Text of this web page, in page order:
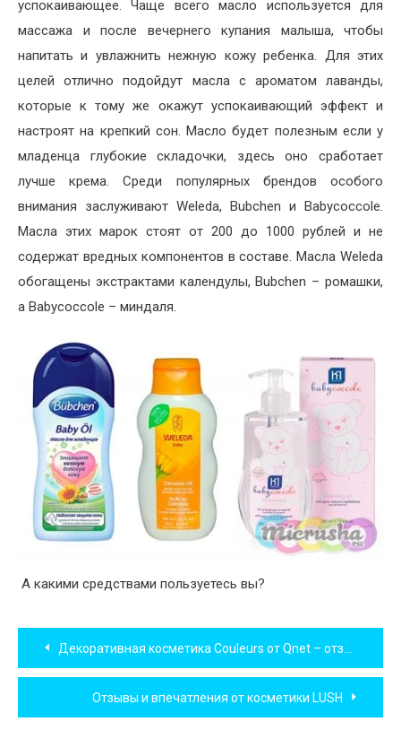
успокаивающее. Чаще всего масло используется для
массажа и после вечернего купания малыша, чтобы
напитать и увлажнить нежную кожу ребенка. Для этих
целей отлично подойдут масла с ароматом лаванды,
которые к тому же окажут успокаивающий эффект и
настроят на крепкий сон. Масло будет полезным если у
младенца глубокие складочки, здесь оно сработает
лучше крема. Среди популярных брендов особого
внимания заслуживают Weleda, Bubchen и Babycoccole.
Масла этих марок стоят от 200 до 1000 рублей и не
содержат вредных компонентов в составе. Масла Weleda
обогащены экстрактами календулы, Bubchen – ромашки,
а Babycoccole – миндаля.
А какими средствами пользуетесь вы?
Навигация
по
записям
Декоративная косметика Couleurs от Qnet – отзыв о помадах
Отзывы и впечатления от косметики LUSH